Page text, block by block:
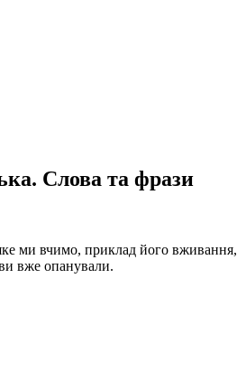
Слова та фрази
ми вчимо, приклад його
ви вже опанували.